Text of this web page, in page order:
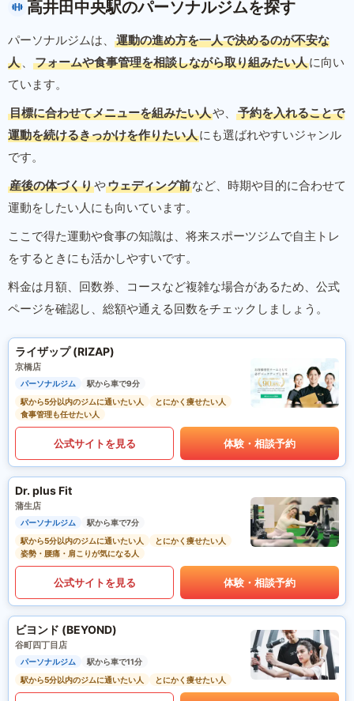
高井田中央駅のパーソナルジムを探す
パーソナルジムは、
運動の進め方を一人で決めるのが不安な
人 、 フォームや食事管理を相談しながら取り組みたい人に向い
ています。
目標に合わせてメニューを組みたい人や、
予約を入れることで
運動を続けるきっかけを作りたい人にも選ばれやすいジャンル
です。
産後の体づくりやウェディング前など、時期や目的に合わせて
運動をしたい人にも向いています。
ここで得た運動や食事の知識は、将来スポーツジムで自主トレ
をするときにも活かしやすいです。
料金は月額、回数券、コースなど複雑な場合があるため、公式
ページを確認し、総額や通える回数をチェックしましょう。
ライザップ (RIZAP)
京橋店
パーソナルジム
駅から車で9分
駅から5分以内のジムに通いたい人
とにかく痩せたい人
食事管理も任せたい人
公式サイトを見る 体験・相談予約
Dr. plus Fit
蒲生店
パーソナルジム
駅から車で7分
駅から5分以内のジムに通いたい人
とにかく痩せたい人
姿勢・腰痛・肩こりが気になる人
公式サイトを見る 体験・相談予約
ビヨンド (BEYOND)
谷町四丁目店
パーソナルジム
駅から車で11分
駅から5分以内のジムに通いたい人
とにかく痩せたい人